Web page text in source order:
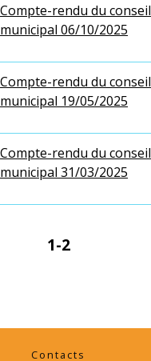
Compte-rendu du conseil
municipal 06/10/2025
Compte-rendu du conseil
municipal 19/05/2025
Compte-rendu du conseil
municipal 31/03/2025
1-2
Contacts